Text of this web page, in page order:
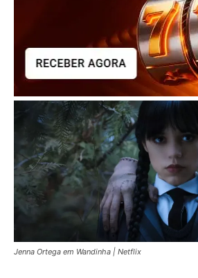
Jenna Ortega em Wandinha | Netflix